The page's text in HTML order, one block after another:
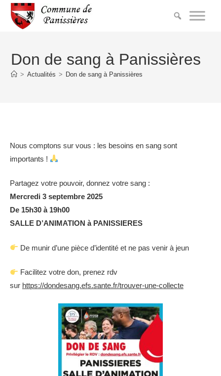
Don de sang à Panissières
> Actualités > Don de sang à Panissières
Nous comptons sur vous : les besoins en sang sont
importants !
Partagez votre pouvoir, donnez votre sang :
Mercredi 3 septembre 2025
De 15h30 à 19h00
SALLE D’ANIMATION à PANISSIERES
De munir d’une pièce d’identité et ne pas venir à jeun
Facilitez votre don, prenez rdv
sur https://dondesang.efs.sante.fr/trouver-une-collecte